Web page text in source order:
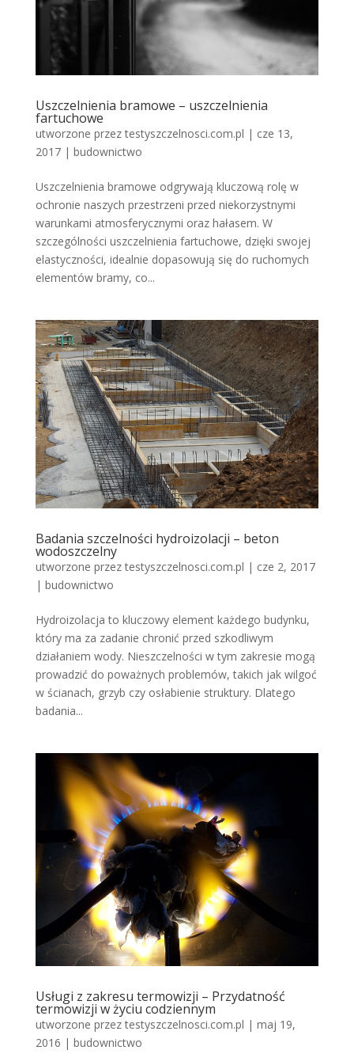
Uszczelnienia bramowe – uszczelnienia
fartuchowe
utworzone przeztestyszczelnosci.com.pl | cze 13,
2017| budownictwo
Uszczelnienia bramowe odgrywają kluczową rolę w
ochronie naszych przestrzeni przed niekorzystnymi
warunkami atmosferycznymi oraz hałasem. W
szczególności uszczelnienia fartuchowe, dzięki swojej
elastyczności, idealnie dopasowują się do ruchomych
elementów bramy, co...
Badania szczelności hydroizolacji – beton
wodoszczelny
utworzone przeztestyszczelnosci.com.pl | cze 2, 2017
| budownictwo
Hydroizolacja to kluczowy element każdego budynku,
który ma za zadanie chronić przed szkodliwym
działaniem wody. Nieszczelności w tym zakresie mogą
prowadzić do poważnych problemów, takich jak wilgoć
w ścianach, grzyb czy osłabienie struktury. Dlatego
badania...
Usługi z zakresu termowizji – Przydatność
termowizji w życiu codziennym
utworzone przeztestyszczelnosci.com.pl | maj 19,
2016 | budownictwo